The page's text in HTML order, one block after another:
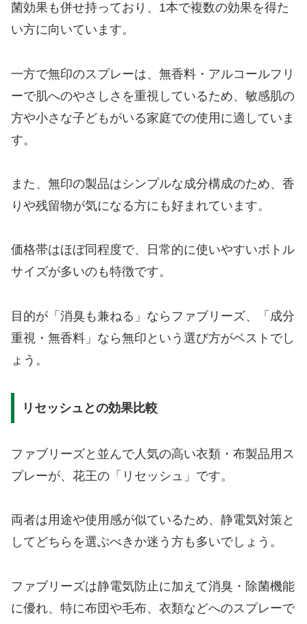
菌効果も併せ持っており、1本で複数の効果を得た
い方に向いています。
一方で無印のスプレーは、無香料・アルコールフリ
ーで肌へのやさしさを重視しているため、敏感肌の
方や小さな子どもがいる家庭での使用に適していま
す。
また、無印の製品はシンプルな成分構成のため、香
りや残留物が気になる方にも好まれています。
価格帯はほぼ同程度で、日常的に使いやすいボトル
サイズが多いのも特徴です。
目的が「消臭も兼ねる」ならファブリーズ、「成分
重視・無香料」なら無印という選び方がベストでし
ょう。
リセッシュとの効果比較
ファブリーズと並んで人気の高い衣類・布製品用ス
プレーが、花王の「リセッシュ」です。
両者は用途や使用感が似ているため、静電気対策と
してどちらを選ぶべきか迷う方も多いでしょう。
ファブリーズは静電気防止に加えて消臭・除菌機能
に優れ、特に布団や毛布、衣類などへのスプレーで